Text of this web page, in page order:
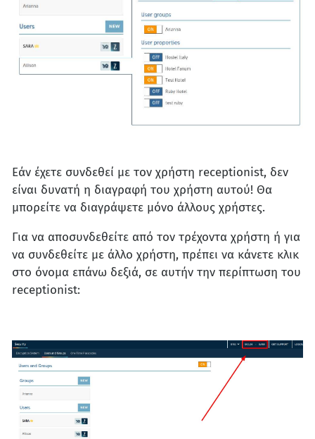
Εάν έχετε συνδεθεί με τον χρήστη receptionist, δεν
είναι δυνατή η διαγραφή του χρήστη αυτού! Θα
μπορείτε να διαγράψετε μόνο άλλους χρήστες.
Για να αποσυνδεθείτε από τον τρέχοντα χρήστη ή για
να συνδεθείτε με άλλο χρήστη, πρέπει να κάνετε κλικ
στο όνομα επάνω δεξιά, σε αυτήν την περίπτωση του
receptionist: